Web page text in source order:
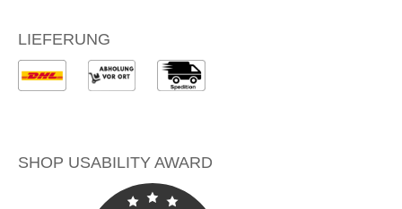
LIEFERUNG
SHOP USABILITY AWARD